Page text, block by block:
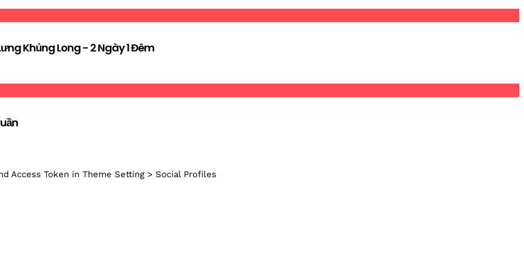
Khủng Long - 2 Ngày 1 Đêm
Access Token in Theme Setting > Social Profiles